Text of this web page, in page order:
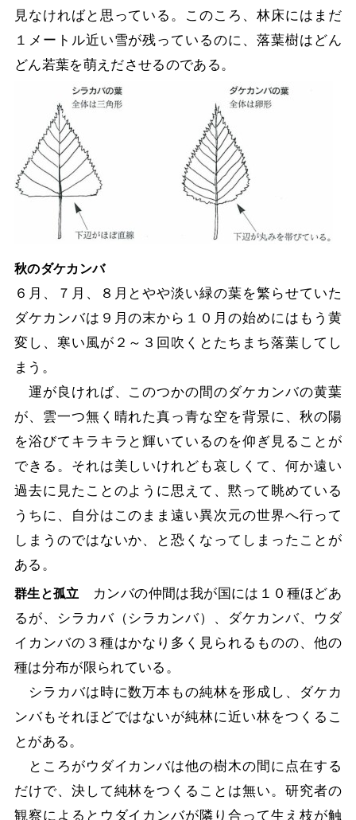
見なければと思っている。このころ、林床にはまだ
１メートル近い雪が残っているのに、落葉樹はどん
どん若葉を萌えださせるのである。
秋のダケカンバ
６月、７月、８月とやや淡い緑の葉を繁らせていた
ダケカンバは９月の末から１０月の始めにはもう黄
変し、寒い風が２～３回吹くとたちまち落葉してし
まう。
運が良ければ、このつかの間のダケカンバの黄葉
が、雲一つ無く晴れた真っ青な空を背景に、秋の陽
を浴びてキラキラと輝いているのを仰ぎ見ることが
できる。それは美しいけれども哀しくて、何か遠い
過去に見たことのように思えて、黙って眺めている
うちに、自分はこのまま遠い異次元の世界へ行って
しまうのではないか、と恐くなってしまったことが
ある。
群生と孤立
カンバの仲間は我が国には１０種ほどあ
るが、シラカバ（シラカンバ）、ダケカンバ、ウダ
イカンバの３種はかなり多く見られるものの、他の
種は分布が限られている。
シラカバは時に数万本もの純林を形成し、ダケカ
ンバもそれほどではないが純林に近い林をつくるこ
とがある。
ところがウダイカンバは他の樹木の間に点在する
だけで、決して純林をつくることは無い。研究者の
観察によるとウダイカンバが隣り合って生え枝が触